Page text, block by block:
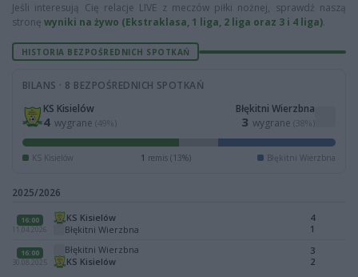
Jeśli interesują Cię relacje LIVE z meczów piłki nożnej, sprawdź naszą
stronę wyniki na żywo (Ekstraklasa, 1 liga, 2 liga oraz 3 i 4 liga).
HISTORIA BEZPOŚREDNICH SPOTKAŃ
BILANS · 8 BEZPOŚREDNICH SPOTKAŃ
KS Kisielów
4 wygrane (49%)
Błękitni Wierzbna
3 wygrane (38%)
KS Kisielów 1 remis (13%) Błękitni Wierzbna
2025/2026
16:00
11.04.2026
KS Kisielów
Błękitni Wierzbna
4
1
16:00
30.08.2025
Błękitni Wierzbna
KS Kisielów
3
2